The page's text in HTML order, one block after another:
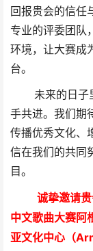
回报贵会的信任
专业的评委团队
环境，让大赛成
台。
未来的日子里
手共进。我们期
传播优秀文化、
信在我们的共同
目。
诚挚邀请
中文歌曲大赛阿
亚文化中心（